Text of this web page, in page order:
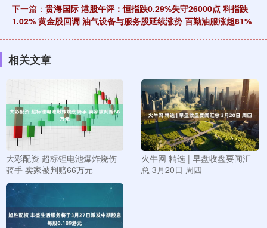
下一篇： 贵海国际 港股午评：恒指跌0.29%失守26000点 科指跌
1.02% 黄金股回调 油气设备与服务股延续涨势 百勤油服涨超81%
相关文章
大彩配资 超标锂电池爆炸烧伤
骑手 卖家被判赔66万元
火牛网 精选 | 早盘收盘要闻汇
总 3月20日 周四